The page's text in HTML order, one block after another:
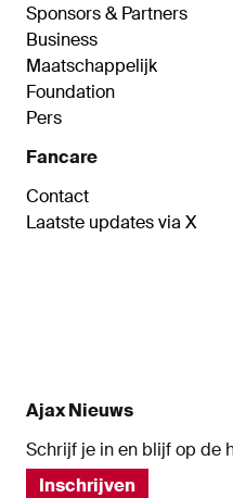
Sponsors & Partners
Business
Maatschappelijk
Foundation
Pers
Fancare
Contact
Laatste updates via X
Ajax Nieuws
Schrijf je in en blijf op de
Inschrijven